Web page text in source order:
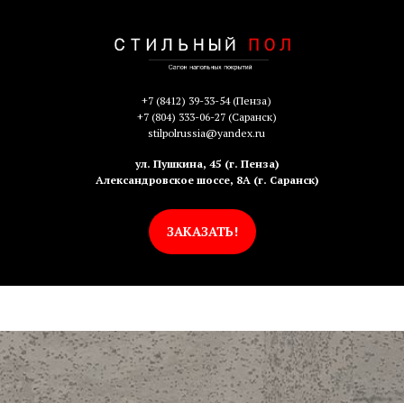
+7 (8412) 39-33-54(Пенза)
+7 (804) 333-06-27(Саранск)
stilpolrussia@yandex.ru
ул. Пушкина, 45 (г. Пенза)
Александровское шоссе, 8А (г. Саранск)
ЗАКАЗАТЬ!